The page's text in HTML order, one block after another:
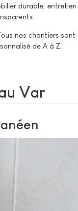
durable,
nos chantiers sont
de A à Z.
Var